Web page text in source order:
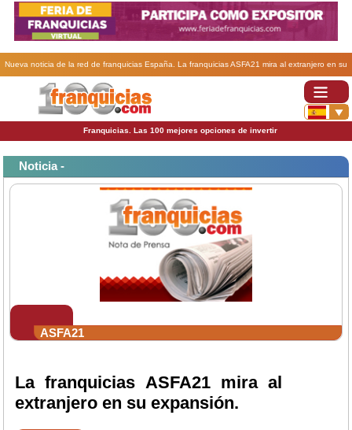
Nueva noticia de la red de franquicias España. La franquicias ASFA21 mira al extranjero en su
Franquicias. Las 100 mejores opciones de invertir
Noticia -
ASFA21
La franquicias ASFA21 mira al
extranjero en su expansión.